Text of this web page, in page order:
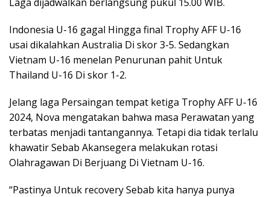
Indonesia U-16 gagal Hingga final Trophy AFF U-16
usai dikalahkan Australia Di skor 3-5. Sedangkan
Vietnam U-16 menelan Penurunan pahit Untuk
Thailand U-16 Di skor 1-2.
Jelang laga Persaingan tempat ketiga Trophy AFF U-16
2024, Nova mengatakan bahwa masa Perawatan yang
terbatas menjadi tantangannya. Tetapi dia tidak terlalu
khawatir Sebab Akansegera melakukan rotasi
Olahragawan Di Berjuang Di Vietnam U-16.
“Pastinya Untuk recovery Sebab kita hanya punya